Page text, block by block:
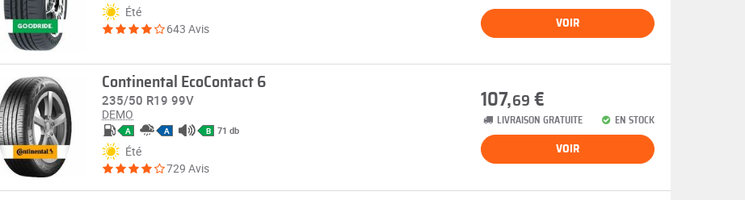
Été
643 Avis
VOIR
Continental EcoContact 6
235/50 R19 99V
DEMO
A A B 71 db
Été
729 Avis
107,69 €
LIVRAISON GRATUITE EN STOCK
VOIR